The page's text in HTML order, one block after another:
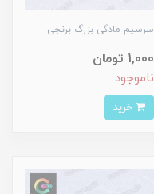
سرسیم مادگی بزرگ برنجی
1,000 تومان
ناموجود